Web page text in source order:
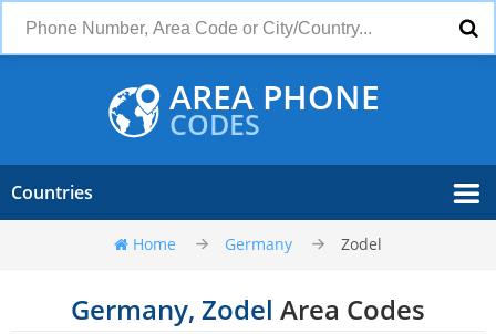
AREA PHONE
CODES
Countries
Home Germany Zodel
Germany, Zodel Area Codes